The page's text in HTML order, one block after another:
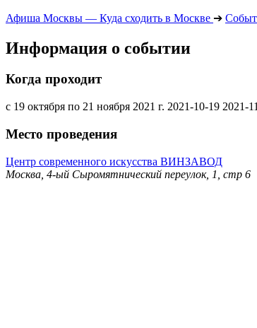
Афиша Москвы — Куда сходить в Москве ➔
Информация о событии
Когда проходит
с 19 октября по 21 ноября 2021 г. 2021-10-19 2021-
Место проведения
Центр современного искусства ВИНЗАВОД
Москва, 4-ый Сыромятнический переулок, 1, стр 6